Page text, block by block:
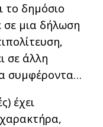
το δημόσιο
μια δήλωση
σε άλλη
συμφέροντα…
έχει